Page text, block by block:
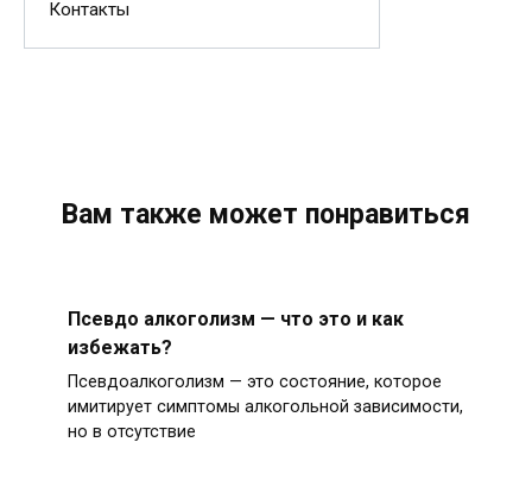
Контакты
Вам также может понравиться
Псевдо алкоголизм — что это и как
избежать?
Псевдоалкоголизм — это состояние, которое
имитирует симптомы алкогольной зависимости,
но в отсутствие